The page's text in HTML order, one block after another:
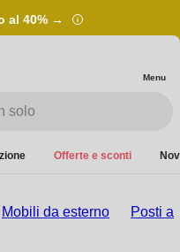
al 40% →
Menu
Offerte e sconti
Mobili da esterno Posti a